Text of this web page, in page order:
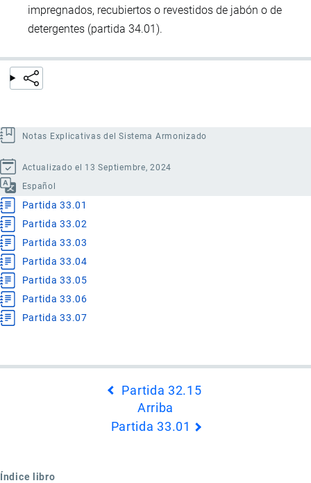
impregnados, recubiertos o revestidos de jabón o de
detergentes (partida 34.01).
Notas Explicativas del Sistema Armonizado
Actualizado el 13 Septiembre, 2024
Español
Partida 33.01
Partida 33.02
Partida 33.03
Partida 33.04
Partida 33.05
Partida 33.06
Partida 33.07
Partida 32.15
Arriba
Partida 33.01
Índice libro